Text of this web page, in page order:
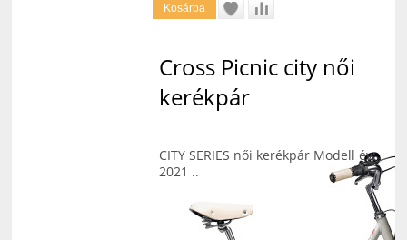
Cross Picnic city női
kerékpár
CITY SERIES női kerékpár Modell év:
2021 ..